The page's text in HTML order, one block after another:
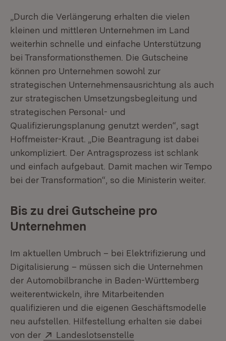
„Durch die Verlängerung erhalten die vielen
kleinen und mittleren Unternehmen im Land
weiterhin schnelle und einfache Unterstützung
bei Transformationsthemen. Die Gutscheine
können pro Unternehmen sowohl zur
strategischen Unternehmensausrichtung als auch
zur strategischen Umsetzungsbegleitung und
strategischen Personal- und
Qualifizierungsplanung genutzt werden“, sagt
Hoffmeister-Kraut. „Die Beantragung ist dabei
unkompliziert. Der Antragsprozess ist schlank
und einfach aufgebaut. Damit machen wir Tempo
bei der Transformation“, so die Ministerin weiter.
Bis zu drei Gutscheine pro
Unternehmen
Im aktuellen Umbruch – bei Elektrifizierung und
Digitalisierung – müssen sich die Unternehmen
der Automobilbranche in Baden-Württemberg
weiterentwickeln, ihre Mitarbeitenden
qualifizieren und die eigenen Geschäftsmodelle
neu aufstellen. Hilfestellung erhalten sie dabei
von der
Extern:
Landeslotsenstelle